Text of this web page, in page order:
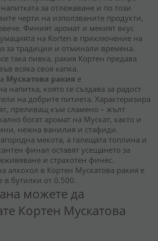
напитката за отлежаване и по този
черти на използваните продукти,
Финият аромат и мекият вкус
на Korten в приключение на
за традиции и отминали времена.
така пивка, ракия Кортен предава
всяка своя капка.
Мускатова ракия е
напитка, която се създава за радост
на добрите питиета. Характеризира
преливащ към сламено – жълт
богат аромат на Мускат, както и
нежна ванилия и стафиди.
мекота, а галещата топлина и
финал оставят усещането за
и страхотен финес.
алкохол в Кортен Мускатова ракия е
в бутилки от 0.500.
можете да
Кортен Мускатова